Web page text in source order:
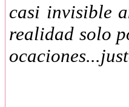
casi invisible
realidad solo